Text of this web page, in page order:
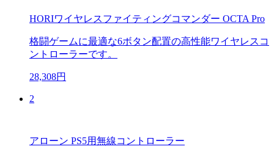
HORIワイヤレスファイティングコマンダー OCTA Pro
格闘ゲームに最適な6ボタン配置の高性能ワイヤレスコ
ントローラーです。
28,308円
2
アローン PS5用無線コントローラー